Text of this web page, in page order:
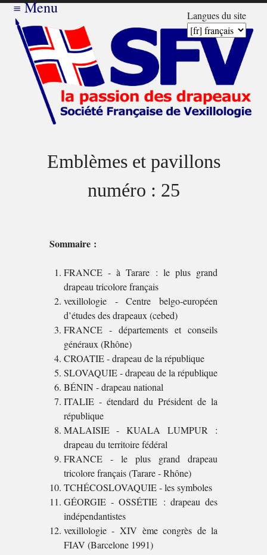
Langues du site
≡Menu
Emblèmes et pavillons
numéro : 25
Sommaire :
FRANCE - à Tarare : le plus grand
drapeau tricolore français
vexillologie - Centre belgo-européen
d’études des drapeaux (cebed)
FRANCE - départements et conseils
généraux (Rhône)
CROATIE - drapeau de la république
SLOVAQUIE - drapeau de la république
BÉNIN - drapeau national
ITALIE - étendard du Président de la
république
MALAISIE - KUALA LUMPUR :
drapeau du territoire fédéral
FRANCE - le plus grand drapeau
tricolore français (Tarare - Rhône)
TCHÉCOSLOVAQUIE - les symboles
GÉORGIE - OSSÉTIE : drapeau des
indépendantistes
vexillologie - XIV ème congrès de la
FIAV (Barcelone 1991)